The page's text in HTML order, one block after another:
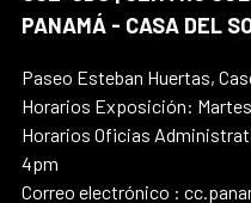
PANAMÁ - CASA DEL
Paseo Esteban Huertas,
Horarios Exposición:
Horarios Oficias
4pm
Correo electrónico :